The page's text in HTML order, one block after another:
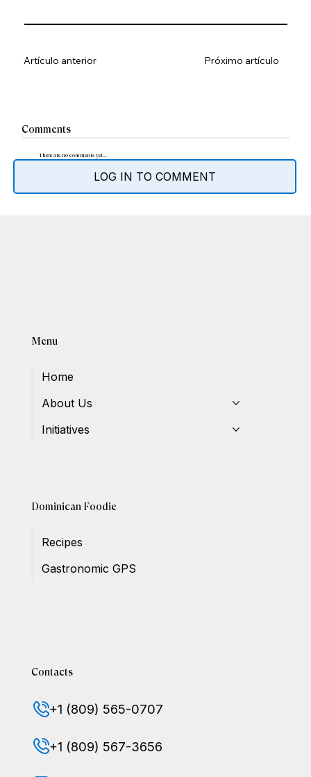
Comments
There are no comments yet...
LOG IN TO COMMENT
Artículo anterior Próximo artículo
Menu
Home
About Us
Initiatives
Dominican Foodie
Recipes
Gastronomic GPS
Contacts
+1 (809) 565-0707
+1 (809) 567-3656